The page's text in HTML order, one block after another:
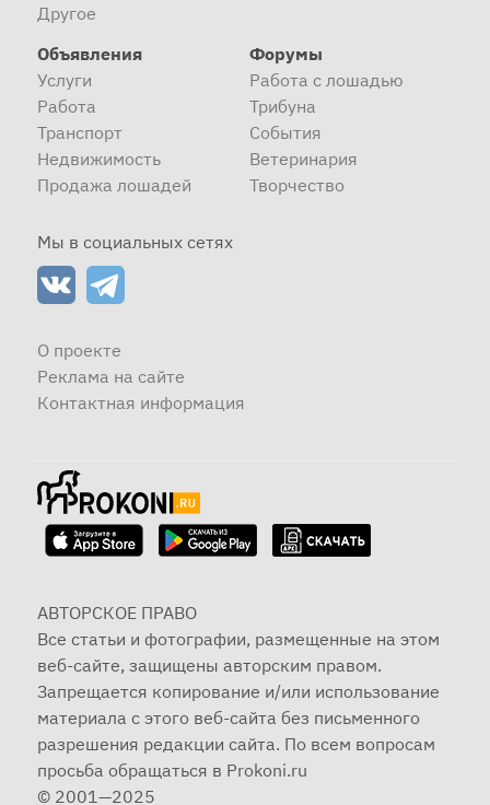
Другое
Объявления
Услуги
Работа
Транспорт
Недвижимость
Продажа лошадей
Форумы
Работа с лошадью
Трибуна
События
Ветеринария
Творчество
Мы в социальных сетях
О проекте
Реклама на сайте
Контактная информация
АВТОРСКОЕ ПРАВО
Все статьи и фотографии, размещенные на этом
веб-сайте, защищены авторским правом.
Запрещается копирование и/или использование
материала с этого веб-сайта без письменного
разрешения редакции сайта. По всем вопросам
просьба обращаться в Prokoni.ru
© 2001—2025